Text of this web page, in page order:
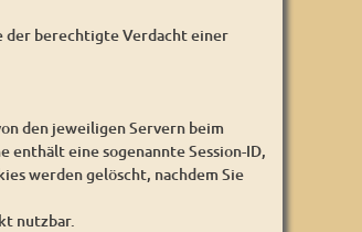
der berechtigte Verdacht einer
den jeweiligen Servern beim
eine sogenannte Session-ID,
werden gelöscht, nachdem Sie
nutzbar.